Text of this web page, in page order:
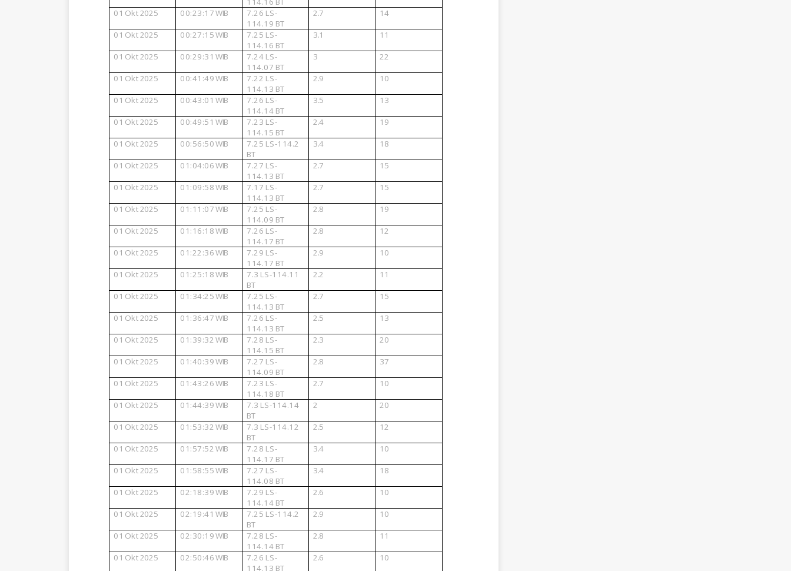
01 Okt 2025 00:23:17WIB 7.26 LS-
114.19 BT
2.7 14
01 Okt 2025 00:27:15WIB 7.25 LS-
114.16 BT
3.1 11
01 Okt 2025 00:29:31 WIB 7.24 LS-
114.07 BT
3 22
01 Okt 2025 00:41:49WIB 7.22 LS-
114.13 BT
2.9 10
01 Okt 2025 00:43:01 WIB 7.26 LS-
114.14 BT
3.5 13
01 Okt 2025 00:49:51 WIB 7.23 LS-
114.15 BT
2.4 19
01 Okt 2025 00:56:50WIB 7.25 LS-114.2
BT
3.4 18
01 Okt 2025 01:04:06WIB 7.27 LS-
114.13 BT
2.7 15
01 Okt 2025 01:09:58WIB 7.17 LS-
114.13 BT
2.7 15
01 Okt 2025 01:11:07WIB 7.25 LS-
114.09 BT
2.8 19
01 Okt 2025 01:16:18WIB 7.26 LS-
114.17 BT
2.8 12
01 Okt 2025 01:22:36WIB 7.29 LS-
114.17 BT
2.9 10
01 Okt 2025 01:25:18WIB 7.3 LS-114.11
BT
2.2 11
01 Okt 2025 01:34:25WIB 7.25 LS-
114.13 BT
2.7 15
01 Okt 2025 01:36:47WIB 7.26 LS-
114.13 BT
2.5 13
01 Okt 2025 01:39:32 WIB 7.28 LS-
114.15 BT
2.3 20
01 Okt 2025 01:40:39WIB 7.27 LS-
114.09 BT
2.8 37
01 Okt 2025 01:43:26WIB 7.23 LS-
114.18 BT
2.7 10
01 Okt 2025 01:44:39WIB 7.3 LS-114.14
BT
2 20
01 Okt 2025 01:53:32 WIB 7.3 LS-114.12
BT
2.5 12
01 Okt 2025 01:57:52 WIB 7.28 LS-
114.17 BT
3.4 10
01 Okt 2025 01:58:55WIB 7.27 LS-
114.08 BT
3.4 18
01 Okt 2025 02:18:39WIB 7.29 LS-
114.14 BT
2.6 10
01 Okt 2025 02:19:41 WIB 7.25 LS-114.2
BT
2.9 10
01 Okt 2025 02:30:19WIB 7.28 LS-
114.14 BT
2.8 11
01 Okt 2025 02:50:46WIB 7.26 LS-
114.13 BT
2.6 10